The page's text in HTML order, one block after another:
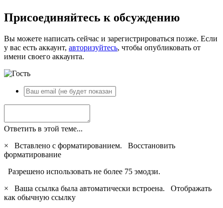
Присоединяйтесь к обсуждению
Вы можете написать сейчас и зарегистрироваться позже. Если
у вас есть аккаунт, авторизуйтесь, чтобы опубликовать от
имени своего аккаунта.
Ответить в этой теме...
×
Вставлено с форматированием. Восстановить
форматирование
Разрешено использовать не более 75 эмодзи.
×
Ваша ссылка была автоматически встроена. Отображать
как обычную ссылку